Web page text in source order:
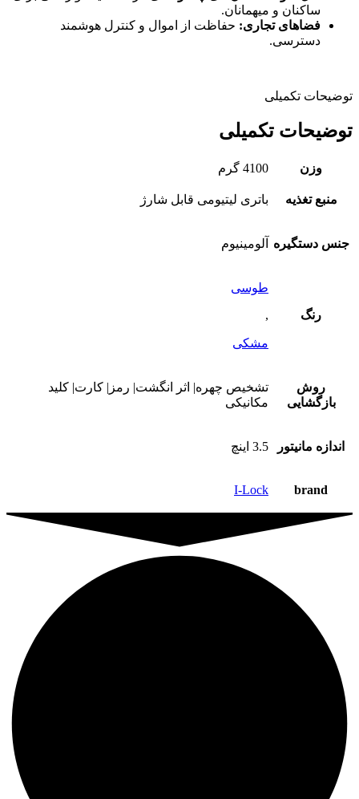
ساکنان و میهمانان.
فضاهای تجاری: حفاظت از اموال و کنترل هوشمند
دسترسی.
توضیحات تکمیلی
توضیحات تکمیلی
وزن 4100 گرم
منبع تغذیه باتری لیتیومی قابل شارژ
جنس دستگیره آلومینیوم
رنگ
طوسی
,
مشکی
روش
بازگشایی
تشخیص چهره| اثر انگشت| رمز| کارت| کلید
مکانیکی
اندازه مانیتور 3.5 اینچ
brand
I-Lock